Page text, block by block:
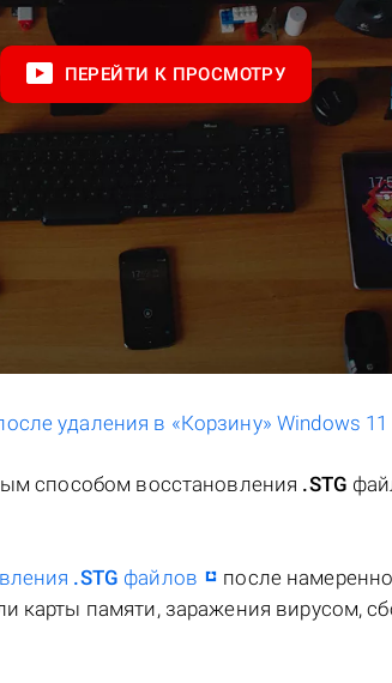
ПЕРЕЙТИ К ПРОСМОТРУ
удаления в «Корзину» Windows 11
способом восстановления .STG
.STG файлов
после
карты памяти, заражения вирусом,